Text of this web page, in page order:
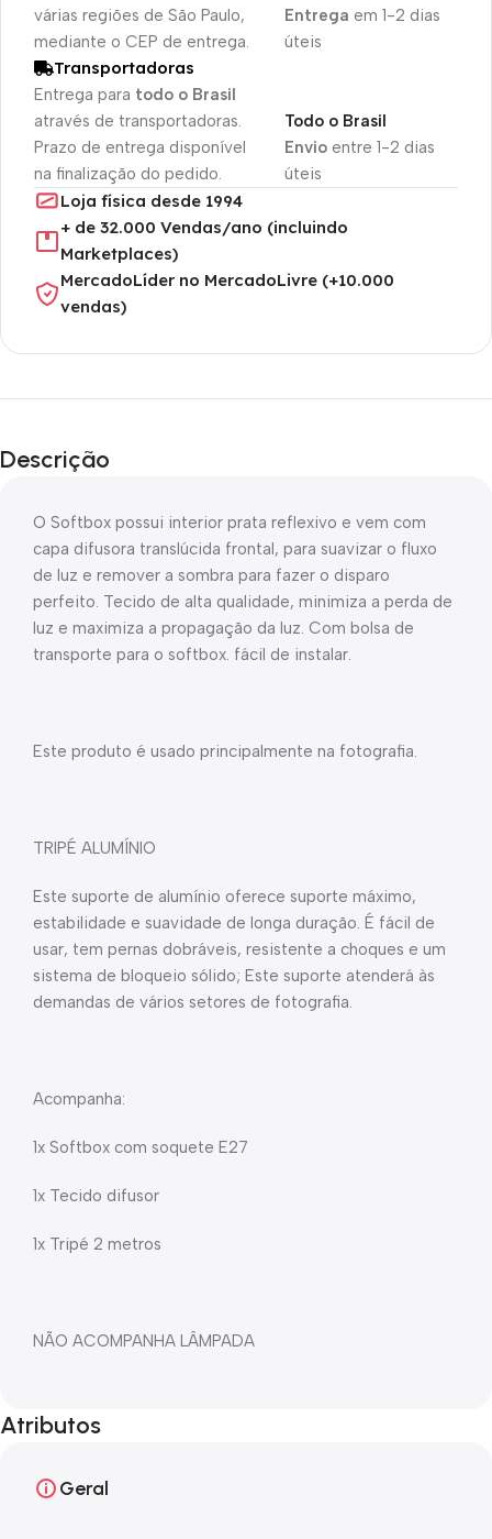
várias regiões de São Paulo,
mediante o CEP de entrega.
Entrega em 1-2 dias
úteis
Transportadoras
Entrega para todo o Brasil
através de transportadoras.
Prazo de entrega disponível
na finalização do pedido.
Envioentre 1-2 dias
úteis
Todo o Brasil
Loja física desde 1994
+ de 32.000 Vendas/ano (incluindo
Marketplaces)
MercadoLíder no MercadoLivre (+10.000
vendas)
Descrição
O Softbox possui interior prata reflexivo e vem com
capa difusora translúcida frontal, para suavizar o fluxo
de luz e remover a sombra para fazer o disparo
perfeito. Tecido de alta qualidade, minimiza a perda de
luz e maximiza a propagação da luz. Com bolsa de
transporte para o softbox. fácil de instalar.
Este produto é usado principalmente na fotografia.
TRIPÉ ALUMÍNIO
Este suporte de alumínio oferece suporte máximo,
estabilidade e suavidade de longa duração. É fácil de
usar, tem pernas dobráveis, resistente a choques e um
sistema de bloqueio sólido; Este suporte atenderá às
demandas de vários setores de fotografia.
Acompanha:
1x Softbox com soquete E27
1x Tecido difusor
1x Tripé 2 metros
NÃO ACOMPANHA LÂMPADA
Atributos
Geral